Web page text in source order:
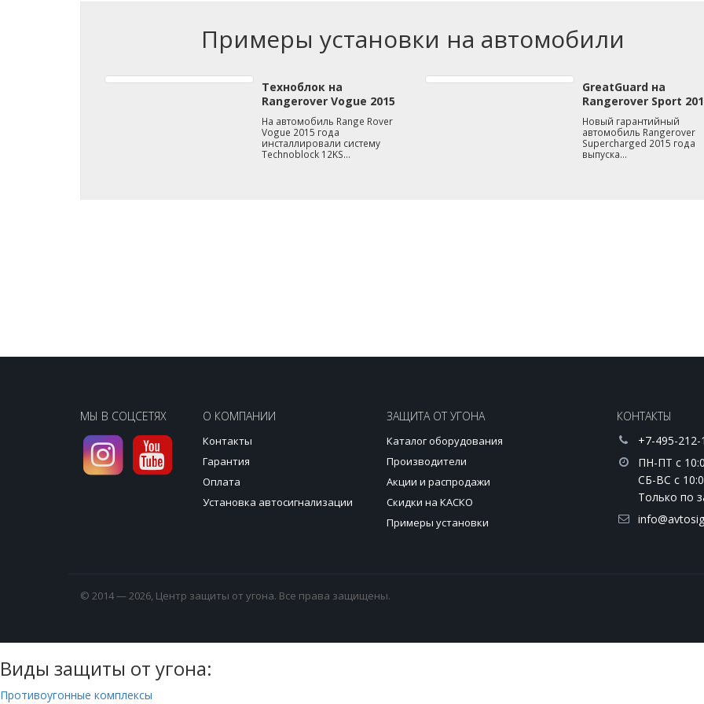
Примеры установки на автомобили
Техноблок на
Rangerover Vogue 2015
На автомобиль Range Rover
Vogue 2015 года
инсталлировали систему
Technoblock 12KS…
GreatGuard на
Rangerover Sport
Новый гарантийный
автомобиль Rangerover
Supercharged 2015 года
выпуска…
МЫ В СОЦСЕТЯХ О КОМПАНИИ
Контакты
Гарантия
Оплата
Установка автосигнализации
ЗАЩИТА ОТ УГОНА
Каталог оборудования
Производители
Акции и распродажи
Скидки на КАСКО
Примеры установки
КОНТАКТЫ
+7-495-212-
ПН-ПТ с
СБ-ВС с
Только по
© 2014 — 2026, Центр защиты от угона. Все права защищены.
Виды защиты от угона:
Противоугонные комплексы